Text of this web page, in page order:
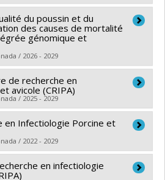
appliquée,
et adaptation
Boulianne
Denis-Robichaud
Innovation bioalimentaire
appliquée,
et adaptation
du poussin et du
des causes de mortalité
génomique et
/ 2026 - 2029
Boulianne
Ministère de l'Agriculture,
Innovation bioalimentaire
appliquée,
et adaptation
de recherche en
avicole (CRIPA)
/ 2025 - 2029
Segura
Boulianne
Gottschalk,France Daigle,Jean-
A. Gagnon,Francis Beaudry ,
en Infectiologie Porcine et
/ 2022 - 2029
Seguraen infectiologie